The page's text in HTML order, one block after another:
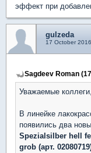
эффект при
gulzeda
17 October
Sagdeev Roman
Уважаемые коллеги,
В линейке
появились два
Spezialsilber hell
grob (арт.